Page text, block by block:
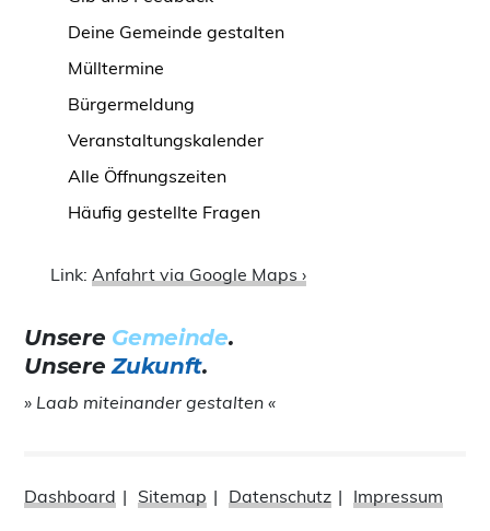
Deine Gemeinde gestalten
Mülltermine
Bürgermeldung
Veranstaltungskalender
Alle Öffnungszeiten
Häufig gestellte Fragen
Link:Anfahrt via Google Maps ›
Unsere Gemeinde.
UnsereZukunft.
» Laab miteinander gestalten «
Dashboard Sitemap Datenschutz Impressum